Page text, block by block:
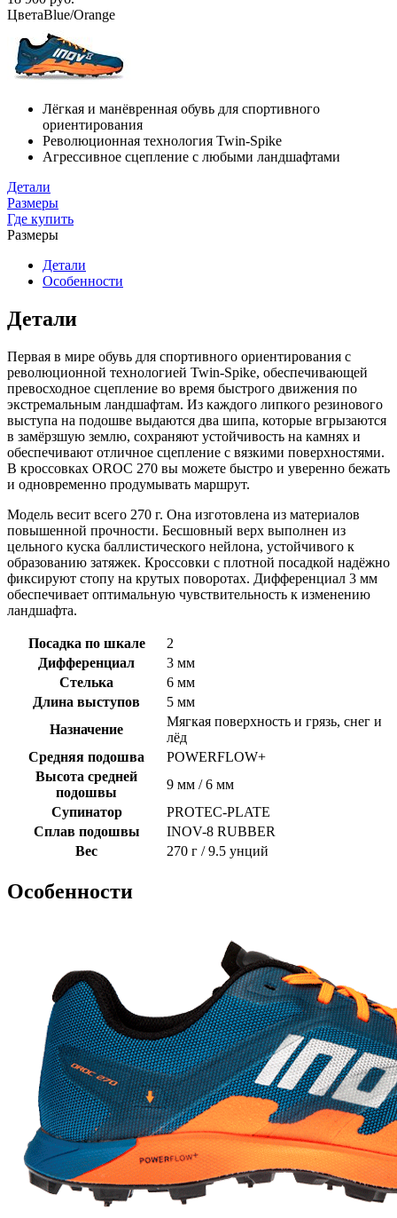
ЦветаBlue/Orange
Лёгкая и манёвренная обувь для спортивного
ориентирования
Революционная технология Twin-Spike
Агрессивное сцепление с любыми ландшафтами
Детали
Размеры
Где купить
Размеры
Детали
Особенности
Детали
Первая в мире обувь для спортивного ориентирования с
революционной технологией Twin-Spike, обеспечивающей
превосходное сцепление во время быстрого движения по
экстремальным ландшафтам. Из каждого липкого резинового
выступа на подошве выдаются два шипа, которые вгрызаются
в замёрзшую землю, сохраняют устойчивость на камнях и
обеспечивают отличное сцепление с вязкими поверхностями.
В кроссовках OROC 270 вы можете быстро и уверенно бежать
и одновременно продумывать маршрут.
Модель весит всего 270 г. Она изготовлена из материалов
повышенной прочности. Бесшовный верх выполнен из
цельного куска баллистического нейлона, устойчивого к
образованию затяжек. Кроссовки с плотной посадкой надёжно
фиксируют стопу на крутых поворотах. Дифференциал 3 мм
обеспечивает оптимальную чувствительность к изменению
ландшафта.
Посадка по шкале
2
Дифференциал
3 мм
Стелька
6 мм
Длина выступов
5 мм
Назначение
Мягкая поверхность и грязь, снег и
лёд
Средняя подошва
POWERFLOW+
Высота средней
подошвы
9 мм / 6 мм
Супинатор
PROTEC-PLATE
Сплав подошвы
INOV-8 RUBBER
Вес
270 г / 9.5 унций
Особенности